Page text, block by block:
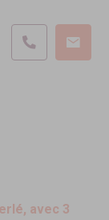
avec 3